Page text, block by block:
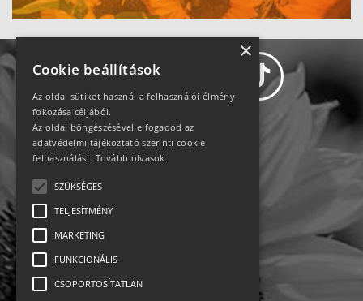
Adatvédelem
Impresszum-kapcsolat
×
Cookie beállítások
Az oldal sütiket használ a felhasználói élmény
fokozása céljából.
Az oldal böngészésével elfogadod az
adatvédelmi tájékoztató szerinti cookie
felhasználást. Tovább olvasok
SZÜKSÉGES
TELJESÍTMÉNY
MARKETING
FUNKCIONÁLIS
CSOPORTOSÍTATLAN